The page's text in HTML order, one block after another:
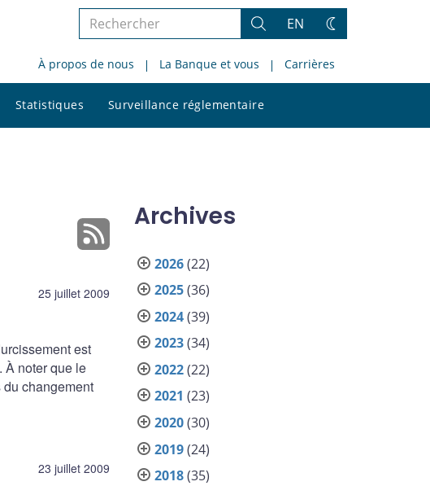
Rechercher
le
site
Rechercher
EN
Changez
thème
À propos de nous La Banque et vous Carrières
Statistiques Surveillance réglementaire
le
25 juillet 2009
est
À noter que le
changement
23 juillet 2009
Archives
2026(22)
2025(36)
2024(39)
2023(34)
2022(22)
2021 (23)
2020(30)
2019(24)
2018(35)